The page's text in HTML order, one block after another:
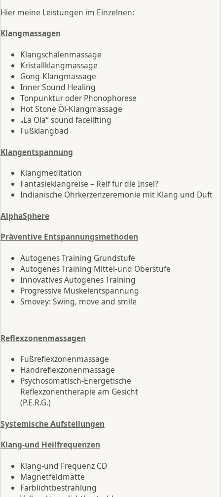
Hier meine Leistungen im Einzelnen:
Klangmassagen
Klangschalenmassage
Kristallklangmassage
Gong-Klangmassage
Inner Sound Healing
Tonpunktur oder Phonophorese
Hot Stone Öl-Klangmassage
„La Ola“ sound facelifting
Fußklangbad
Klangentspannung
Klangmeditation
Fantasieklangreise – Reif für die Insel?
Indianische Ohrkerzenzeremonie mit Klang und Duft
AlphaSphere
Präventive Entspannungsmethoden
Autogenes Training Grundstufe
Autogenes Training Mittel-und Oberstufe
Innovatives Autogenes Training
Progressive Muskelentspannung
Smovey: Swing, move and smile
Reflexzonenmassagen
Fußreflexzonenmassage
Handreflexzonenmassage
Psychosomatisch-Energetische
Reflexzonentherapie am Gesicht
(P.E.R.G.)
Systemische Aufstellungen
Klang-und Heilfrequenzen
Klang-und Frequenz CD
Magnetfeldmatte
Farblichtbestrahlung